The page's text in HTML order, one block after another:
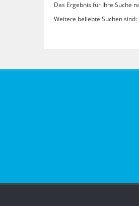
Das Ergebnis für Ihre Suche
Weitere beliebte Suchen